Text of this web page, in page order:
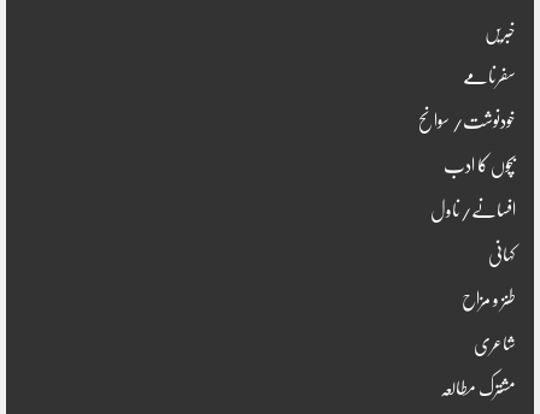
خبریں
سفرنامے
خودنوشت/ سوانح
بچوں کا ادب
افسانے/ناول
کہانی
طنز و مزاح
شاعری
مشترک مطالعہ